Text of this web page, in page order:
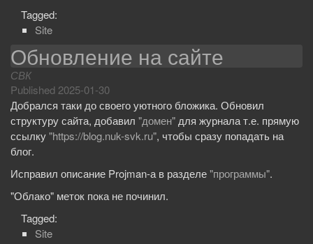
Tagged:
Site
Обновление на сайте
СВК
Published 2025-01-30
Добрался таки до своего уютного бложика. Обновил
структуру сайта, добавил "домен" для журнала т.е. прямую
ссылку"https://blog.nuk-svk.ru", чтобы сразу попадать на
блог.
Исправил описание Projman-а в разделе"программы".
"Облако" меток пока не починил.
Tagged:
Site